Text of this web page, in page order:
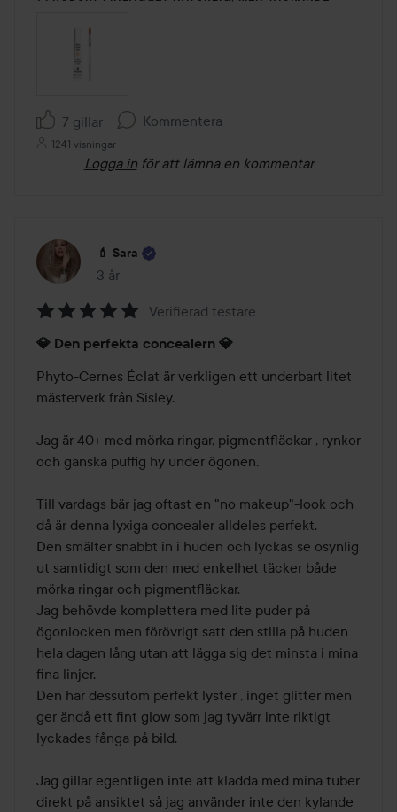
7 gillar Kommentera
1241 visningar
Logga in för att lämna en kommentar
💄 Sara
3 år
Inlägget skapades 3 år
5
av
5
Verifierad testare
💎 Den perfekta concealern 💎
Phyto-Cernes Éclat är verkligen ett underbart litet
mästerverk från Sisley.
Jag är 40+ med mörka ringar, pigmentfläckar , rynkor
och ganska puffig hy under ögonen.
Till vardags bär jag oftast en "no makeup"-look och
då är denna lyxiga concealer alldeles perfekt.
Den smälter snabbt in i huden och lyckas se osynlig
ut samtidigt som den med enkelhet täcker både
mörka ringar och pigmentfläckar.
Jag behövde komplettera med lite puder på
ögonlocken men förövrigt satt den stilla på huden
hela dagen lång utan att lägga sig det minsta i mina
fina linjer.
Den har dessutom perfekt lyster , inget glitter men
ger ändå ett fint glow som jag tyvärr inte riktigt
lyckades fånga på bild.
Jag gillar egentligen inte att kladda med mina tuber
direkt på ansiktet så jag använder inte den kylande